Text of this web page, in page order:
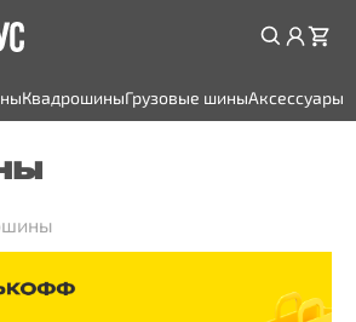
КвадрошиныГрузовые шиныАксессуары